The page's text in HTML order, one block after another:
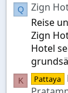
Q
Zign
Reise
Zign
Hotel
K Pattaya